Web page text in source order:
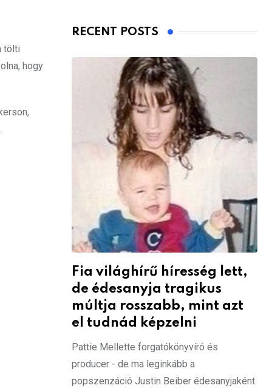
tölti
hogy
RECENT POSTS
Fia világhírű híresség lett,
de édesanyja tragikus
múltja rosszabb, mint azt
el tudnád képzelni
Pattie Mellette forgatókönyvíró és
producer - de ma leginkább a
popszenzáció Justin Beiber édesanyjaként